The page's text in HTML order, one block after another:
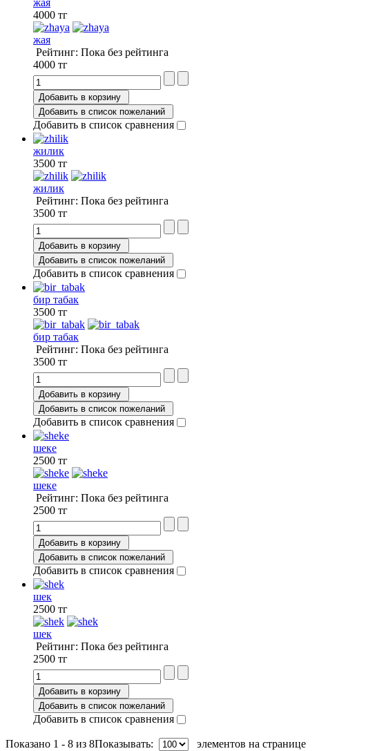
жая
4000 тг
жая
Рейтинг: Пока без рейтинга
4000 тг
Добавить в корзину
Добавить в список пожеланий
Добавить в список сравнения
жилик
3500 тг
жилик
Рейтинг: Пока без рейтинга
3500 тг
Добавить в корзину
Добавить в список пожеланий
Добавить в список сравнения
бир табак
3500 тг
бир табак
Рейтинг: Пока без рейтинга
3500 тг
Добавить в корзину
Добавить в список пожеланий
Добавить в список сравнения
шеке
2500 тг
шеке
Рейтинг: Пока без рейтинга
2500 тг
Добавить в корзину
Добавить в список пожеланий
Добавить в список сравнения
шек
2500 тг
шек
Рейтинг: Пока без рейтинга
2500 тг
Добавить в корзину
Добавить в список пожеланий
Добавить в список сравнения
Показано 1 - 8 из 8Показывать: элементов на странице